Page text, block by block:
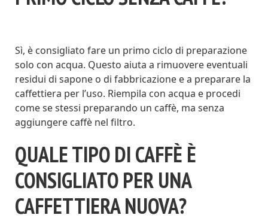
Sì, è consigliato fare un primo ciclo di preparazione
solo con acqua. Questo aiuta a rimuovere eventuali
residui di sapone o di fabbricazione e a preparare la
caffettiera per l’uso. Riempila con acqua e procedi
come se stessi preparando un caffè, ma senza
aggiungere caffè nel filtro.
QUALE TIPO DI CAFFÈ È
CONSIGLIATO PER UNA
CAFFETTIERA NUOVA?